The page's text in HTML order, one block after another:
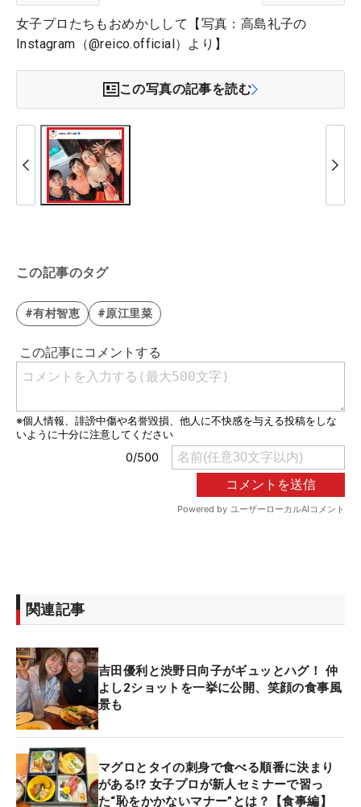
女子プロたちもおめかしして【写真：高島礼子の
Instagram（@reico.official）より】
この写真の記事を読む
この記事のタグ
#有村智恵 #原江里菜
関連記事
吉田優利と渋野日向子がギュッとハグ！ 仲
よし2ショットを一挙に公開、笑顔の食事風
景も
マグロとタイの刺身で食べる順番に決まり
がある⁉ 女子プロが新人セミナーで習っ
た“恥をかかないマナー”とは？【食事編】